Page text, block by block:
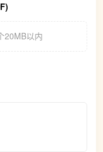
20MB以内